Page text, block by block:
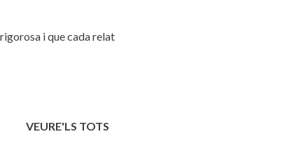
i que cada relat
VEURE'LS TOTS